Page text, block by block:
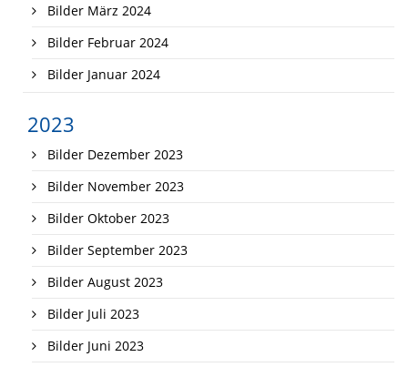
Bilder März 2024
Bilder Februar 2024
Bilder Januar 2024
2023
Bilder Dezember 2023
Bilder November 2023
Bilder Oktober 2023
Bilder September 2023
Bilder August 2023
Bilder Juli 2023
Bilder Juni 2023